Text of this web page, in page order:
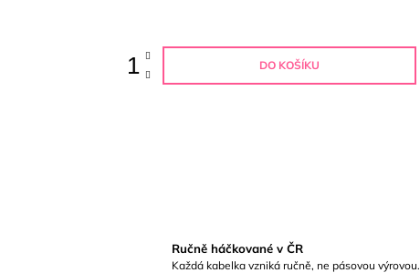
DO KOŠÍKU
Ručně háčkované v ČR
Každá kabelka vzniká ručně, ne pásovou výrovou.